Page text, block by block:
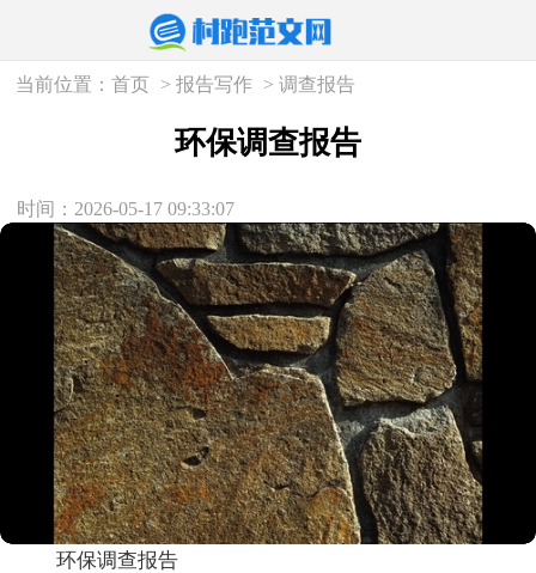
当前位置：首页 >报告写作 >调查报告
环保调查报告
时间：2026-05-17 09:33:07
环保调查报告